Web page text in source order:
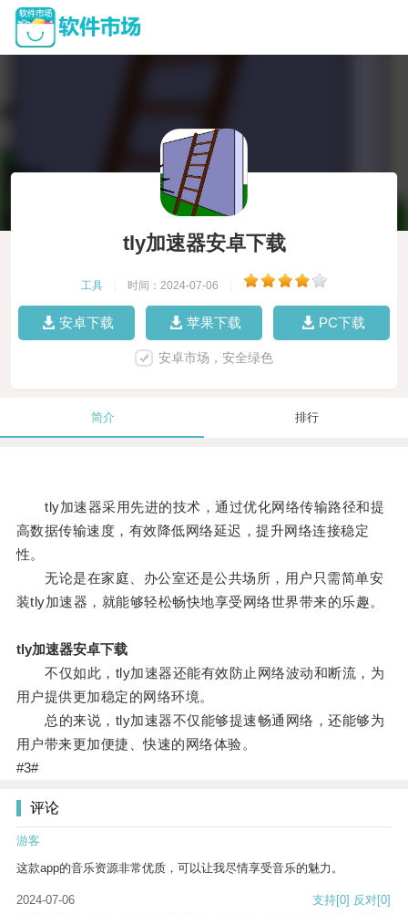
tly加速器安卓下载
工具 时间：2024-07-06
安卓下载 苹果下载 PC下载
安卓市场，安全绿色
简介 排行
tly加速器采用先进的技术，通过优化网络传输路径和提
高数据传输速度，有效降低网络延迟，提升网络连接稳定
性。
无论是在家庭、办公室还是公共场所，用户只需简单安
装tly加速器，就能够轻松畅快地享受网络世界带来的乐趣。
tly加速器安卓下载
不仅如此，tly加速器还能有效防止网络波动和断流，为
用户提供更加稳定的网络环境。
总的来说，tly加速器不仅能够提速畅通网络，还能够为
用户带来更加便捷、快速的网络体验。
#3#
评论
游客
这款app的音乐资源非常优质，可以让我尽情享受音乐的魅力。
2024-07-06 支持[0] 反对[0]